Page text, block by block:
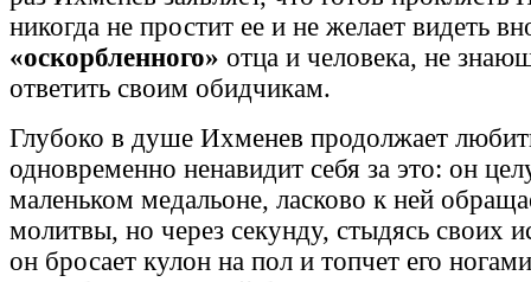
никогда не простит ее и не желает видеть
«оскорбленного» отца и человека, не
ответить своим обидчикам.
Глубоко в душе Ихменев продолжает
одновременно ненавидит себя за это: он
маленьком медальоне, ласково к ней
молитвы, но через секунду, стыдясь своих
он бросает кулон на пол и топчет его